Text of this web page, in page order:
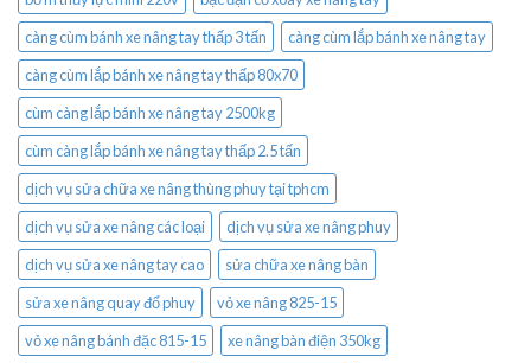
càng cùm bánh xe nâng tay thấp 3 tấn
càng cùm lắp bánh xe nâng tay
càng cùm lắp bánh xe nâng tay thấp 80x70
cùm càng lắp bánh xe nâng tay 2500kg
cùm càng lắp bánh xe nâng tay thấp 2.5 tấn
dịch vụ sửa chữa xe nâng thùng phuy tại tphcm
dịch vụ sửa xe nâng các loại
dịch vụ sửa xe nâng phuy
dịch vụ sửa xe nâng tay cao
sửa chữa xe nâng bàn
sửa xe nâng quay đổ phuy
vỏ xe nâng 825-15
vỏ xe nâng bánh đặc 815-15
xe nâng bàn điện 350kg